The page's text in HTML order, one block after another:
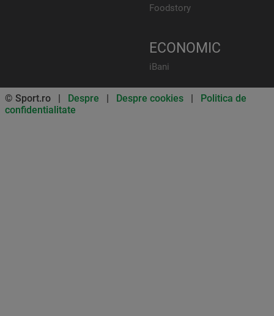
Foodstory
ECONOMIC
iBani
© Sport.ro | Despre | Despre cookies | Politica de
confidentialitate